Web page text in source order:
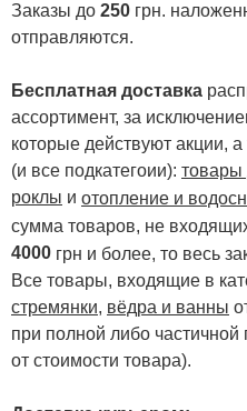
Заказы до 250 грн.
отправляются.
Бесплатная доставка
ассортимент, за
которые действуют акции,
(и все подкатегоии): товары
роклы и отопление и
сумма товаров, не
4000 грн и более, то весь
Все товары, входящие в
стремянки, вёдра и ванны
при полной либо
от стоимости товара).